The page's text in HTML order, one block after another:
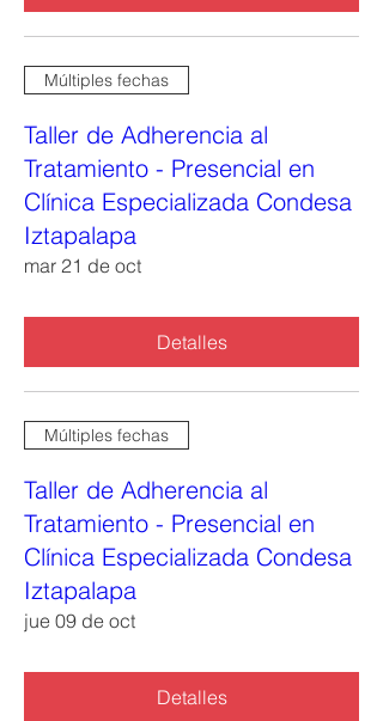
Múltiples fechas
Taller de Adherencia al
Tratamiento - Presencial en
Clínica Especializada Condesa
Iztapalapa
mar 21 de oct
Detalles
Múltiples fechas
Taller de Adherencia al
Tratamiento - Presencial en
Clínica Especializada Condesa
Iztapalapa
jue 09 de oct
Detalles